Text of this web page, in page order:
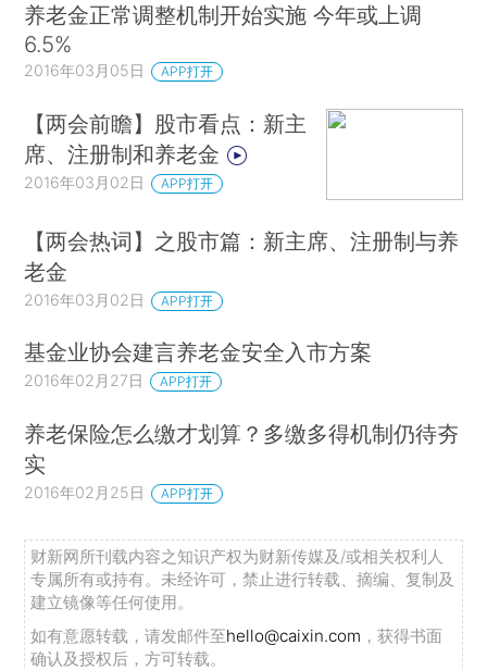
养老金正常调整机制开始实施 今年或上调
6.5%
2016年03月05日 APP打开
【两会前瞻】股市看点：新主
席、注册制和养老金
2016年03月02日 APP打开
【两会热词】之股市篇：新主席、注册制与养
老金
2016年03月02日 APP打开
基金业协会建言养老金安全入市方案
2016年02月27日 APP打开
养老保险怎么缴才划算？多缴多得机制仍待夯
实
2016年02月25日 APP打开
财新网所刊载内容之知识产权为财新传媒及/或相关权利人
专属所有或持有。未经许可，禁止进行转载、摘编、复制及
建立镜像等任何使用。
如有意愿转载，请发邮件至hello@caixin.com ，获得书面
确认及授权后，方可转载。